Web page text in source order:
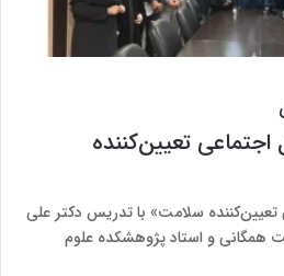
اجتماعی تعیین‌کننده
تعیین‌کننده سلامت» با ‌تدریس دکتر علی
و استاد پژوهشکده علوم